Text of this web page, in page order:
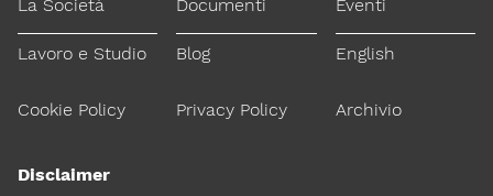
La Società
Documenti Eventi
Lavoro e Studio Blog English
Cookie Policy Privacy Policy Archivio
Disclaimer